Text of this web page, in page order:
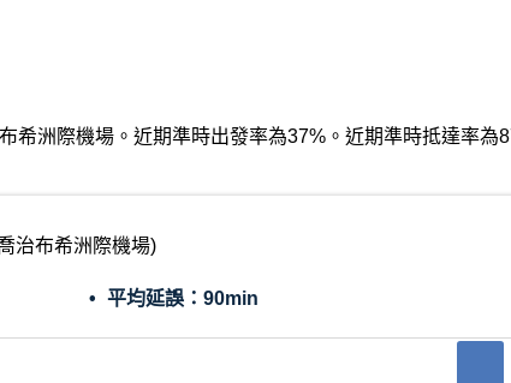
洲際機場。近期準時出發率為37%。近期準時抵達率為
治布希洲際機場)
平均延誤： 90min